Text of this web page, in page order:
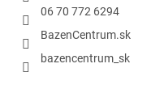
06 70 772 6294
BazenCentrum.sk
bazencentrum_sk